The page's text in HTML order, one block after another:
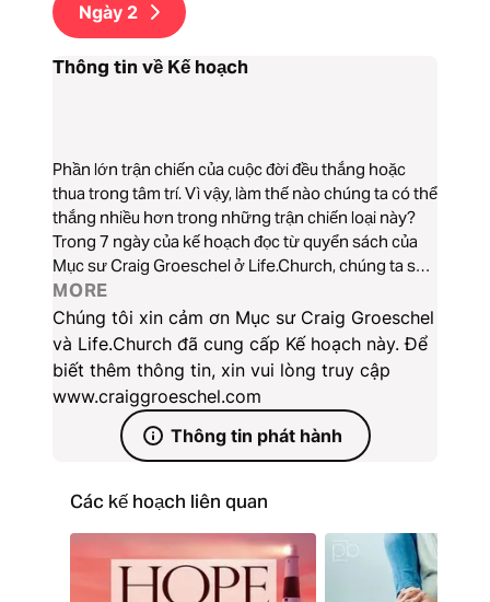
Ngày 2
Thông tin về Kế hoạch
Phần lớn trận chiến của cuộc đời đều thắng hoặc
thua trong tâm trí. Vì vậy, làm thế nào chúng ta có thể
thắng nhiều hơn trong những trận chiến loại này?
Trong 7 ngày của kế hoạch đọc từ quyển sách của
Mục sư Craig Groeschel ở Life.Church, chúng ta sẽ
khám phá làm thế nào để chiến đấu lại với những suy
nghĩ độc hại, vượt qua những suy nghĩ quá tầm kiểm
soát, và bắt đầu chiến thắng các trận chiến trong
tâm trí bằng cách sử dụng sự thật của Đức Chúa
Trời làm kế hoạch chiến đấu của mình.
MORE
Chúng tôi xin cảm ơn Mục sư Craig Groeschel
và Life.Church đã cung cấp Kế hoạch này. Để
biết thêm thông tin, xin vui lòng truy cập
www.craiggroeschel.com
Thông tin phát hành
Các kế hoạch liên quan